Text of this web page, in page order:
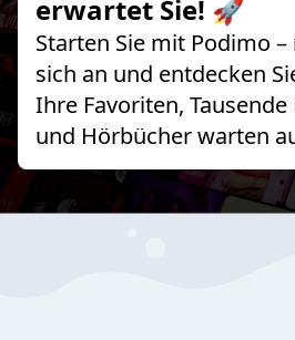
erwartet Sie! 🚀
Starten Sie mit Podimo –
sich an und entdecken
Ihre Favoriten, Tausende
und Hörbücher warten